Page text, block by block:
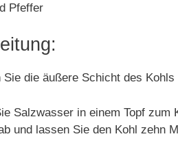
Pfeffer
Sie die äußere Schicht des
Salzwasser in einem Topf
und lassen Sie den Kohl zehn